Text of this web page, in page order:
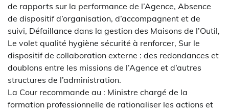
de rapports sur la performance de l’Agence, Absence
de dispositif d’organisation, d’accompagnent et de
suivi, Défaillance dans la gestion des Maisons de l’Outil,
Le volet qualité hygiène sécurité à renforcer, Sur le
dispositif de collaboration externe : des redondances et
doublons entre les missions de l’Agence et d’autres
structures de l’administration.
La Cour recommande au : Ministre chargé de la
formation professionnelle de rationaliser les actions et